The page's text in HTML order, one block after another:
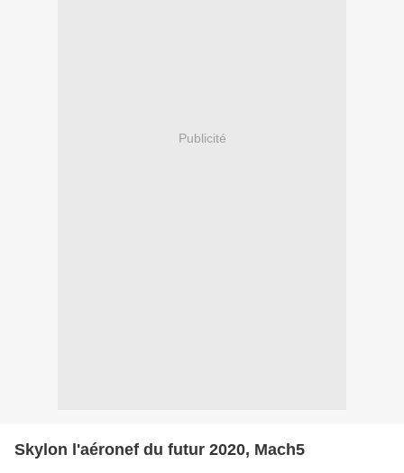
Publicité
Skylon l'aéronef du futur 2020, Mach5